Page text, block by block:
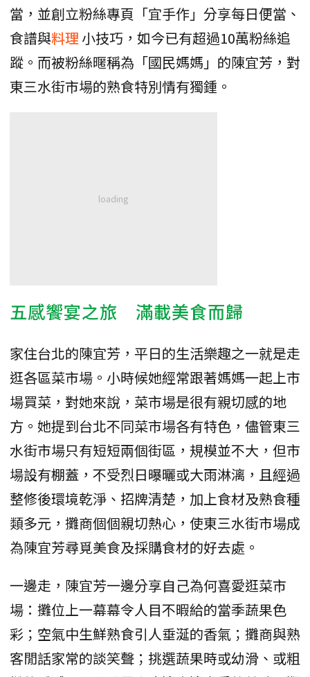
當，並創立粉絲專頁「宜手作」分享每日便當、
食譜與料理小技巧，如今已有超過10萬粉絲追
蹤。而被粉絲暱稱為「國民媽媽」的陳宜芳，對
東三水街市場的熟食特別情有獨鍾。
五感饗宴之旅 滿載美食而歸
家住台北的陳宜芳，平日的生活樂趣之一就是走
逛各區菜市場。小時候她經常跟著媽媽一起上市
場買菜，對她來說，菜市場是很有親切感的地
方。她提到台北不同菜市場各有特色，儘管東三
水街市場只有短短兩個街區，規模並不大，但市
場設有棚蓋，不受烈日曝曬或大雨淋漓，且經過
整修後環境乾淨、招牌清楚，加上食材及熟食種
類多元，攤商個個親切熱心，使東三水街市場成
為陳宜芳尋覓美食及採購食材的好去處。
一邊走，陳宜芳一邊分享自己為何喜愛逛菜市
場：攤位上一幕幕令人目不暇給的當季蔬果色
彩；空氣中生鮮熟食引人垂涎的香氣；攤商與熟
客閒話家常的談笑聲；挑選蔬果時或幼滑、或粗